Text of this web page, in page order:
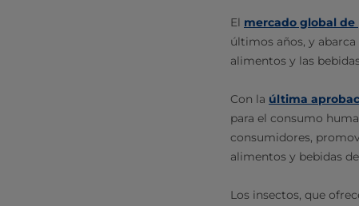
El mercado global
últimos años, y
alimentos y las
Con la última
para el consumo
consumidores,
alimentos y bebidas
Los insectos, que